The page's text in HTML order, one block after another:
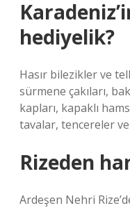
hediyelik?
Hasır bilezikler ve
sürmene çakıları,
kapları, kapaklı
tavalar, tencereler ve
Rizeden
Ardeşen Nehri